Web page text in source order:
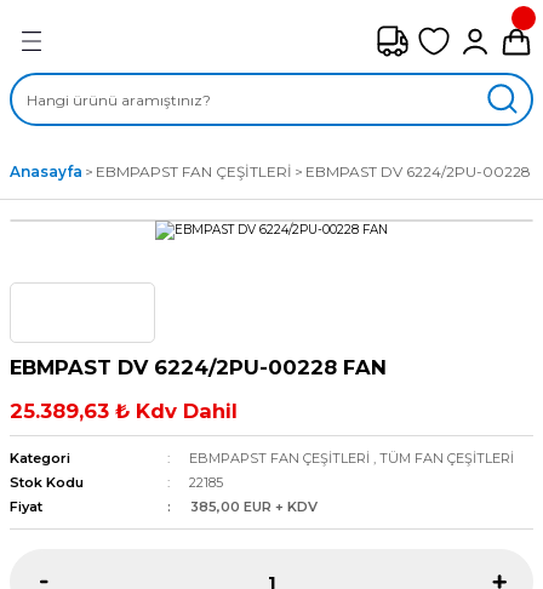
ÇEŞİTLERİ
FANLAR
FANLAR
Anasayfa EBMPAPST FAN ÇEŞİTLERİ EBMPAST DV 6224/2PU-00228
EBMPAST DV 6224/2PU-00228 FAN
25.389,63 ₺ Kdv Dahil
Kategori EBMPAPST FAN ÇEŞİTLERİ , TÜM FAN ÇEŞİTLERİ
Stok Kodu
22185
Fiyat
385,00 EUR + KDV